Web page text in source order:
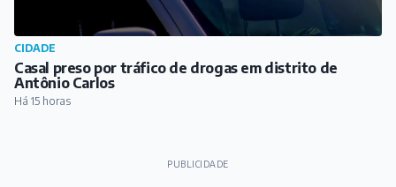
CIDADE
Casal preso por tráfico de drogas em distrito de
Antônio Carlos
Há 15 horas
PUBLICIDADE